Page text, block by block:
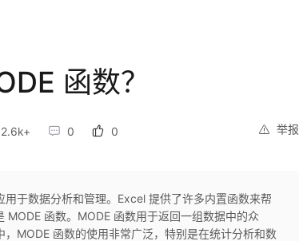
函数？
举报
2.6k+ 0 0
用于数据分析和管理。Excel 提供了许多内置函数来帮
函数。MODE 函数用于返回一组数据中的众
MODE 函数的使用非常广泛，特别是在统计分析和数